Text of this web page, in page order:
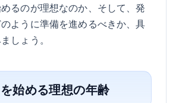
るのが理想なのか、そして、発
ように準備を進めるべきか、具
しょう。
始める理想の年齢